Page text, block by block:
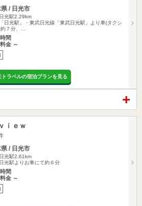
/ 日光市
光駅2.29km
「日光駅」・東武日光線「東武日光駅」より車(タクシ
７分、…
間
金 ～
トラベルの宿泊プランを見る
ｉｅｗ
/ 日光市
光駅2.61km
光駅よりお車にて約６分
間
金 ～